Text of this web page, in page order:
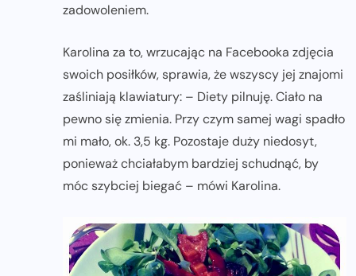
zadowoleniem.
Karolina za to, wrzucając na Facebooka zdjęcia
swoich posiłków, sprawia, że wszyscy jej znajomi
zaśliniają klawiatury: – Diety pilnuję. Ciało na
pewno się zmienia. Przy czym samej wagi spadło
mi mało, ok. 3,5 kg. Pozostaje duży niedosyt,
ponieważ chciałabym bardziej schudnąć, by
móc szybciej biegać – mówi Karolina.